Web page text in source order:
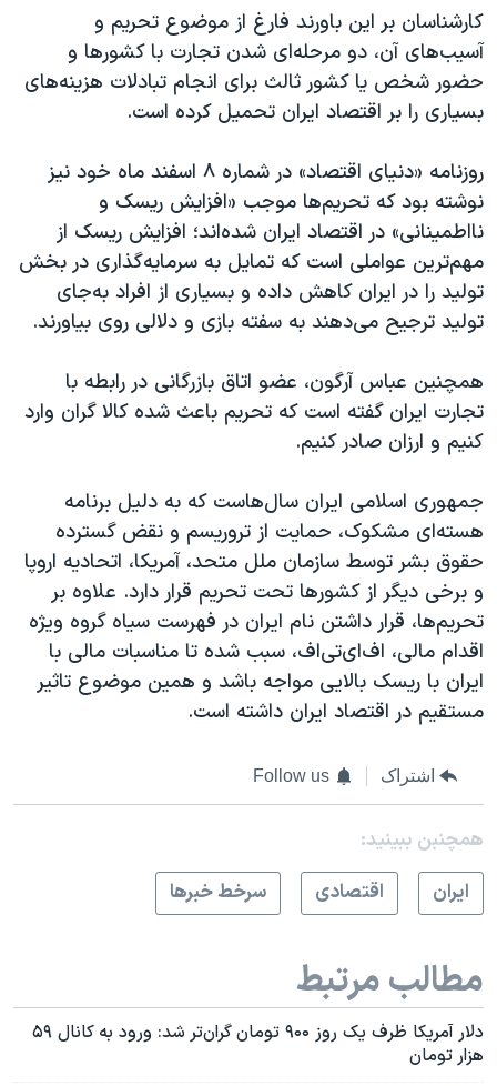
کارشناسان بر این باورند فارغ از موضوع تحریم و
آسیب‌های آن، دو مرحله‌ای شدن تجارت با کشورها و
حضور شخص یا کشور ثالث برای انجام تبادلات هزینه‌های
بسیاری را بر اقتصاد ایران تحمیل کرده است.
روزنامه «دنیای اقتصاد» در شماره ۸ اسفند ماه خود نیز
نوشته بود که تحریم‌ها موجب «افزایش ریسک و
نااطمینانی» در اقتصاد ایران شده‌اند؛ افزایش ریسک از
مهم‌ترین عواملی است که تمایل به سرمایه‌گذاری در بخش
تولید را در ایران کاهش داده و بسیاری از افراد به‌جای
تولید ترجیح می‌دهند به سفته بازی و دلالی روی بیاورند.
همچنین عباس آرگون، عضو اتاق بازرگانی در رابطه با
تجارت ایران گفته است که تحریم باعث شده کالا گران وارد
کنیم و ارزان صادر کنیم.
جمهوری اسلامی ایران سال‌هاست که به دلیل برنامه
هسته‌ای مشکوک، حمایت از تروریسم و نقض گسترده
حقوق بشر توسط سازمان ملل متحد، آمریکا، اتحادیه اروپا
و برخی دیگر از کشورها تحت تحریم قرار دارد. علاوه بر
تحریم‌ها، قرار داشتن نام ایران در فهرست سیاه گروه ویژه
اقدام مالی، اف‌ای‌تی‌اف، سبب شده تا مناسبات مالی با
ایران با ریسک بالایی مواجه باشد و همین موضوع تاثیر
مستقیم در اقتصاد ایران داشته است.
اشتراک Follow us
همچنبن ببینید:
ايران
اقتصادی سرخط خبرها
مطالب مرتبط
دلار آمریکا ظرف یک روز ۹۰۰ تومان گران‌تر شد: ورود به کانال ۵۹
هزار تومان